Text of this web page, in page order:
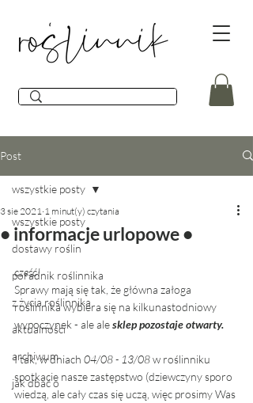
Post
wszystkie posty
dostawy roślin
poradnik roślinnika
z życia roślinnika
aktualności
archiwum
jak dbać o
wszystkie posty
• informacje urlopowe •
3 sie 2021 1 minut(y) czytania
cześć!
Sprawy mają się tak, że główna załoga
roślinnika wybiera się na kilkunastodniowy
wypoczynek - ale ale sklep pozostaje otwarty.
I tak, w dniach 04/08 - 13/08 w roślinniku
spotkacie nasze zastępstwo (dziewczyny sporo
wiedzą, ale cały czas się uczą, więc prosimy Was